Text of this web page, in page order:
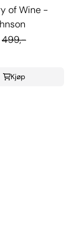
of Wine -
499,-
Kjøp